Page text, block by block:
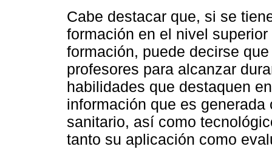
Cabe destacar que, si se
formación en el nivel
formación, puede decirse
profesores para alcanzar
habilidades que destaquen
información que es
sanitario, así como
tanto su aplicación como